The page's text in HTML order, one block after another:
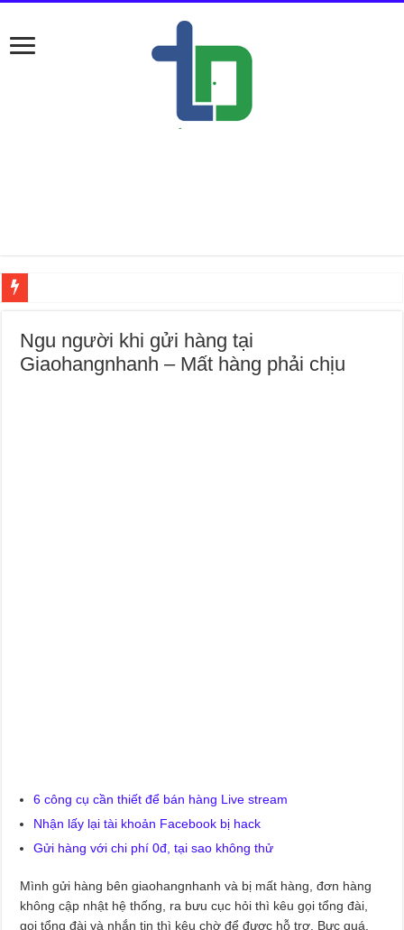
Ngu người khi gửi hàng tại
Giaohangnhanh – Mất hàng phải chịu
6 công cụ cần thiết để bán hàng Live stream
Nhận lấy lại tài khoản Facebook bị hack
Gửi hàng với chi phí 0đ, tại sao không thử
Mình gửi hàng bên giaohangnhanh và bị mất hàng, đơn hàng
không cập nhật hệ thống, ra bưu cục hỏi thì kêu gọi tổng đài,
gọi tổng đài và nhắn tin thì kêu chờ để được hỗ trợ. Bực quá,